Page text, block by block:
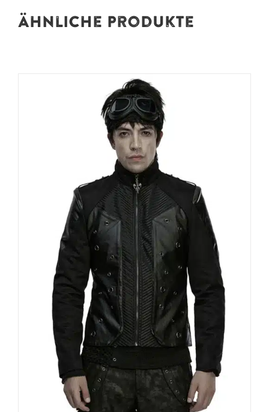
Ähnliche Produkte